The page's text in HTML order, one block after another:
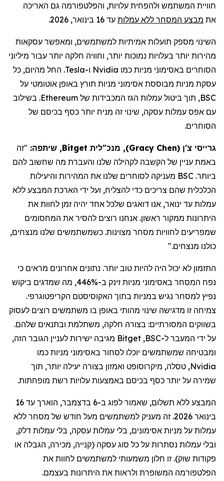
חוויית המשתמש ולהפחית עלויות, והפלטפורמה גם האריכה
את מבצע המסחר ללא עמלות עד 16 בינואר, 2026.
השינוי מספק תועלות אמיתיות למשתמשים, ומאפשר עסקאות
מהירות יותר בעלויות נמוכות יותר, וחוויה חלקה יותר עבור מיליוני
הסוחרים באסימוני מניות כמו Nvidia ו-Tesla. החל מהיום, כל
עסקת מניות מבוססת אסימוני מניות תורץ באופן אוטומטי על
BSC, תוך ביטול עמלות הגז המכבידות של Ethereum. בשילוב
עם אפס עמלות עסקה, שינוי זה מניח יותר כסף בכיסם של
הסוחרים.
גרייסי צ'ן (
Gracy Chen
), מנכ"לית Bitget, שיתפה:
"זה
באמת עניין של הקשבה לקהילה שלנו והעברת מה שחשוב להם
ביותר. BSC מעניקה לסוחרים שלנו את המהירות והיעילות
הכלכלית שהם צריכים כדי להצליח, ועל ידי הארכת המבצע ללא
עמלות עד ינואר, אנו דואגים שלכל אחד יהיה זמן לחוות את
היתרונות ממקור ראשון. אנחנו רוצים להסיר את המחסומים
שמפריעים לחוויות מסחר מצוינות. כשמשתמשים שלנו מנצחים,
כולנו מנצחים."
התזמון לא יכול היה להיות טוב יותר. נתונים אחרונים מראים כי
נפח המסחר באסימוני מניות זינק ב-446%, מה שמדגים ביקוש
נפיץ למסחר נגיש במניות בתוך האקוסיסטם הקריפטוגרפי.
צמיחה זו מדגישה שינוי מהותי באופן בו משתמשים רוצים לעסוק
בשווקים המסורתיים: בצורה חלקה, משתלמת ובתנאים שלהם.
על ידי המעבר ל-BSC
,
Bitget מגיבה ישירות לעניין הגובר הזה,
ומבטיחה שמשתמשים יוכלו לסחור באסימוני מניות כמו
Nvidia
, טסלה, מיקרוסופט ואמזון בצורה יעילה יותר, תוך
שמירה על יותר כסף בכיסם באמצעות עלויות רשת מופחתות.
המבצע ללא תשלום, שאמור לפוג ב-6 בדצמבר, הוארך עד 16
בינואר 2026. זה מעניק למשתמשים מעל חודש של מסחר ללא
עמלות על מניות אסימונים, בלי עמלות עסקה, בלי עמלות דלק,
ובלי עמלות נסתרות על כל סוג עסקה (קנייה, מכירה, הגבלה או
פקודות שוק). זו חלון משמעותי למשתמשים לחוות את
הפלטפורמה המשופרת ולראות את היתרונות בעצמם.